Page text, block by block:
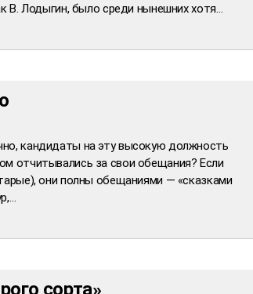
В. Лодыгин, было среди нынешних хотя…
кандидаты на эту высокую должность
отчитывались за свои обещания? Если
они полны обе­щаниями — «сказками
сорта»